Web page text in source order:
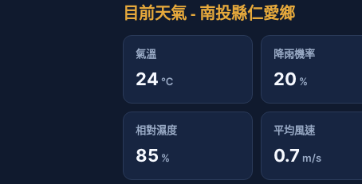
目前天氣 - 南投縣仁愛鄉
氣溫
24 ℃
降雨機率
20 %
相對濕度
85 %
平均風速
0.7 m/s